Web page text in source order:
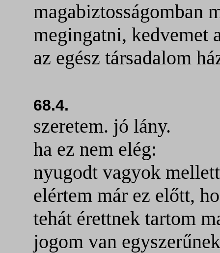
magabiztosságomban
megingatni, kedvemet
az egész társadalom
68.4.
szeretem. jó lány.
ha ez nem elég:
nyugodt vagyok
elértem már ez előtt,
tehát érettnek tartom
jogom van